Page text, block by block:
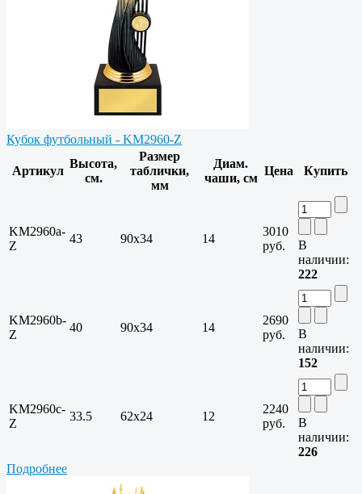
Кубок футбольный - KM2960-Z
Артикул
Высота,
см.
Размер
таблички,
мм
Диам.
чаши, см
Цена Купить
KM2960a-
Z
43 90x34 14
3010
руб.
В
наличии:
222
KM2960b-
Z
40 90x34 14
2690
руб.
В
наличии:
152
KM2960c-
Z
33.5 62x24 12
2240
руб.
В
наличии:
226
Подробнее